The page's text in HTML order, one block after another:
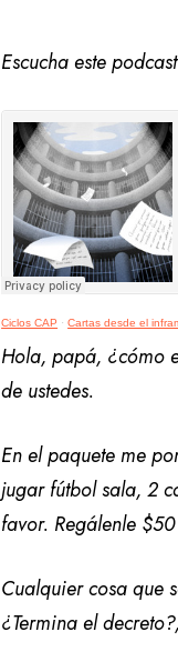
Escucha este
Ciclos CAP ·Cartas desde el
Hola, papá, ¿cómo
de ustedes.
En el paquete me
jugar fútbol sala, 2
favor. Regálenle
Cualquier cosa que
¿Termina el